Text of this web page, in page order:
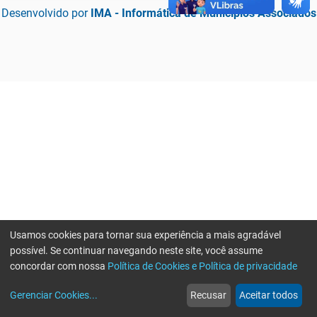
Desenvolvido por IMA - Informática de Municípios Associados
web
Notícias
more_horiz
Mais
Usamos cookies para tornar sua experiência a mais agradável
possível. Se continuar navegando neste site, você assume
concordar com nossa Política de Cookies e Política de privacidade
Gerenciar Cookies... Recusar Aceitar todos
Erro ao enviar informações, por favor tente novamente